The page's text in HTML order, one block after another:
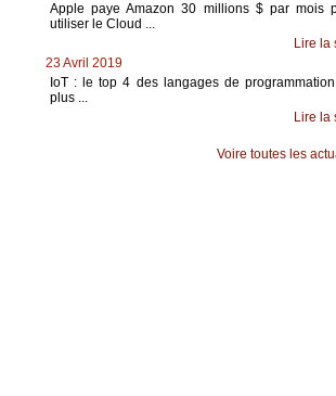
Apple paye Amazon 30 millions $ par mois
utiliser le Cloud ...
Lire la
23 Avril 2019
IoT : le top 4 des langages de
plus ...
Lire la
Voire toutes les